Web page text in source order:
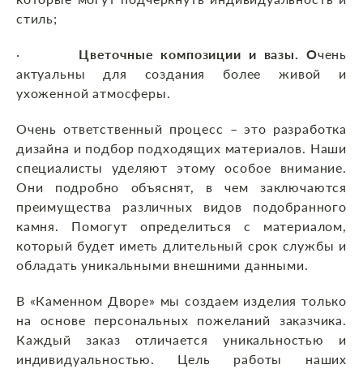
стиль;
· Цветочные композиции и вазы. Очень
актуальны для создания более живой и
ухоженной атмосферы.
Очень ответственный процесс – это разработка
дизайна и подбор подходящих материалов. Наши
специалисты уделяют этому особое внимание.
Они подробно объяснят, в чем заключаются
преимущества различных видов подобранного
камня. Помогут определиться с материалом,
который будет иметь длительный срок службы и
обладать уникальными внешними данными.
В «Каменном Дворе» мы создаем изделия только
на основе персональных пожеланий заказчика.
Каждый заказ отличается уникальностью и
индивидуальностью. Цель работы наших